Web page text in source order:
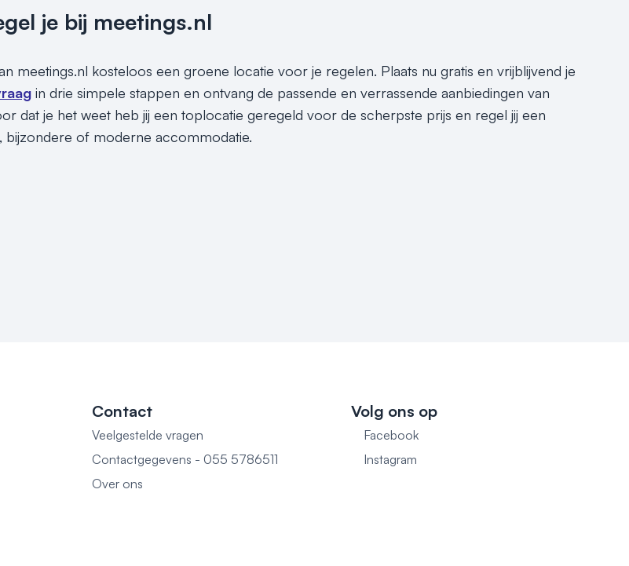
je bij meetings.nl
meetings.nl kosteloos een groene locatie voor je regelen. Plaats nu gratis en vrijblijvend je
in drie simpele stappen en ontvang de passende en verrassende aanbiedingen van
dat je het weet heb jij een toplocatie geregeld voor de scherpste prijs en regel jij een
bijzondere of moderne accommodatie.
Contact
Veelgestelde vragen
Contactgegevens - 055 5786511
Over ons
Volg ons op
Facebook
Instagram